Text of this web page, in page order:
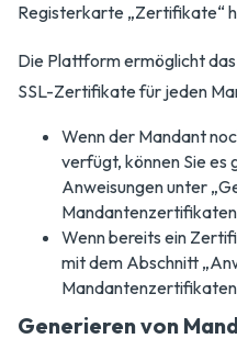
Registerkarte „Zertifikate“
Die Plattform ermöglicht
SSL-Zertifikate für jeden
Wenn der Mandant
verfügt, können Sie es
Anweisungen unter
Wenn bereits ein
mit dem Abschnitt
Generieren von